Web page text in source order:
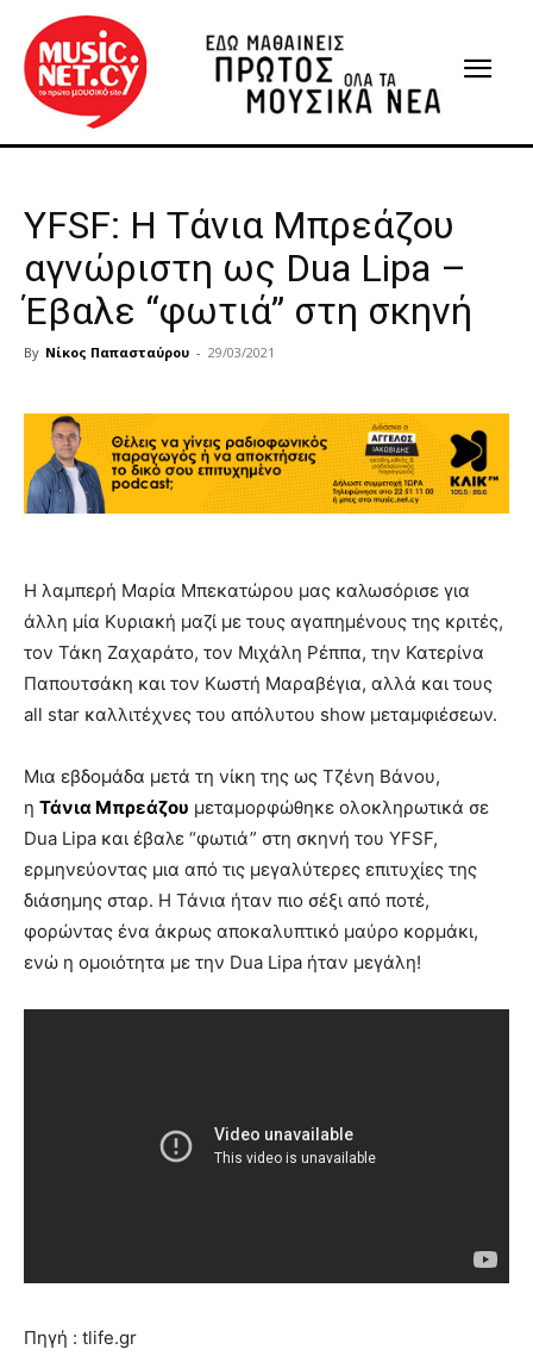
YFSF: Η Τάνια Μπρεάζου
αγνώριστη ως Dua Lipa –
Έβαλε “φωτιά” στη σκηνή
By Νίκος Παπασταύρου - 29/03/2021
Η λαμπερή Μαρία Μπεκατώρου μας καλωσόρισε για
άλλη μία Κυριακή μαζί με τους αγαπημένους της κριτές,
τον Τάκη Ζαχαράτο, τον Μιχάλη Ρέππα, την Κατερίνα
Παπουτσάκη και τον Κωστή Μαραβέγια, αλλά και τους
all star καλλιτέχνες του απόλυτου show μεταμφιέσεων.
Μια εβδομάδα μετά τη νίκη της ως Τζένη Βάνου,
η Τάνια Μπρεάζου μεταμορφώθηκε ολοκληρωτικά σε
Dua Lipa και έβαλε “φωτιά” στη σκηνή του YFSF,
ερμηνεύοντας μια από τις μεγαλύτερες επιτυχίες της
διάσημης σταρ. Η Τάνια ήταν πιο σέξι από ποτέ,
φορώντας ένα άκρως αποκαλυπτικό μαύρο κορμάκι,
ενώ η ομοιότητα με την Dua Lipa ήταν μεγάλη!
Πηγή : tlife.gr